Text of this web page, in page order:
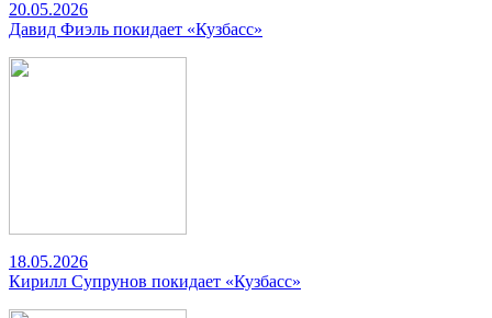
20.05.2026
Давид Фиэль покидает «Кузбасс»
18.05.2026
Кирилл Супрунов покидает «Кузбасс»